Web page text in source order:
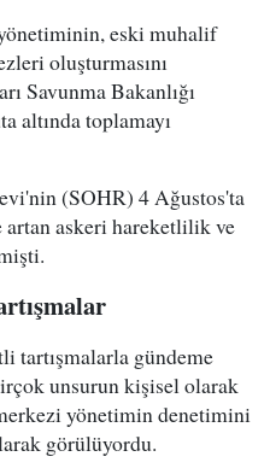
eski muhalif
oluşturmasını
Savunma Bakanlığı
altında toplamayı
(SOHR) 4 Ağustos'ta
artan askeri hareketlilik ve
tartışmalarla gündeme
unsurun kişisel olarak
yönetimin denetimini
görülüyordu.